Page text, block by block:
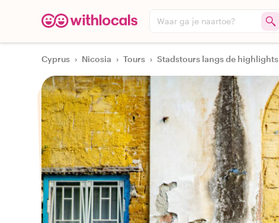
Waar ga je naartoe?
Cyprus › Nicosia › Tours › Stadstours langs de highlights